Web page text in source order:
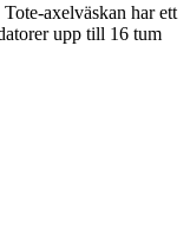
axelväskan har ett
upp till 16 tum